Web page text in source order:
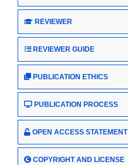
REVIEWER
REVIEWER GUIDE
PUBLICATION ETHICS
PUBLICATION PROCESS
OPEN ACCESS STATEMENT
COPYRIGHT AND LICENSE